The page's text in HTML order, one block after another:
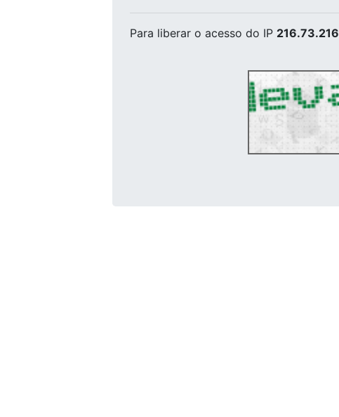
Para liberar o acesso do IP